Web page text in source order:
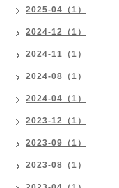
2025-04（1）
2024-12（1）
2024-11（1）
2024-08（1）
2024-04（1）
2023-12（1）
2023-09（1）
2023-08（1）